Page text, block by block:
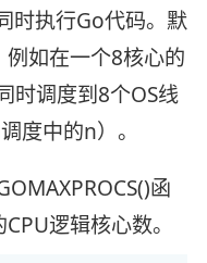
时执行Go代码。默
如在一个8核心的
时调度到8个OS线
度中的n）。
函
逻辑核心数。